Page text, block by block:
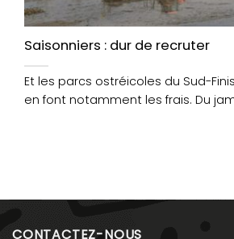
Saisonniers : dur de recruter
Et les parcs ostréicoles du Sud-
en font notamment les frais. Du
CONTACTEZ-NOUS